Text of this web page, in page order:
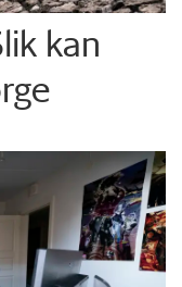
kan